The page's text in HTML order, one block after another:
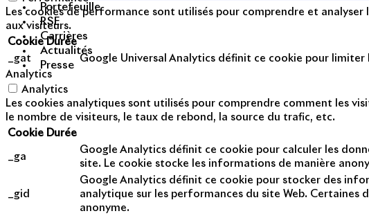
Portefeuille
RSE
Carrières
Actualités
Presse
Les cookies de performance sont utilisés pour comprendre et
aux visiteurs.
Cookie Durée
_gat
Google Universal Analytics définit ce cookie pour
Analytics
Analytics
Les cookies analytiques sont utilisés pour comprendre comment les
le nombre de visiteurs, le taux de rebond, la source du trafic, etc.
Cookie Durée
_ga
Google Analytics définit ce cookie pour calculer les
site. Le cookie stocke les informations de manière
_gid
Google Analytics définit ce cookie pour stocker des
analytique sur les performances du site Web. Certaines
anonyme.